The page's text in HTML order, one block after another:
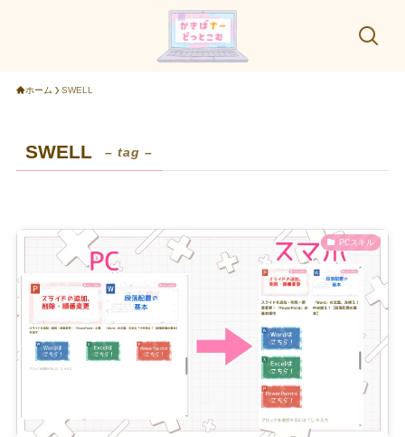
ホーム SWELL
SWELL – tag –
PCスキル